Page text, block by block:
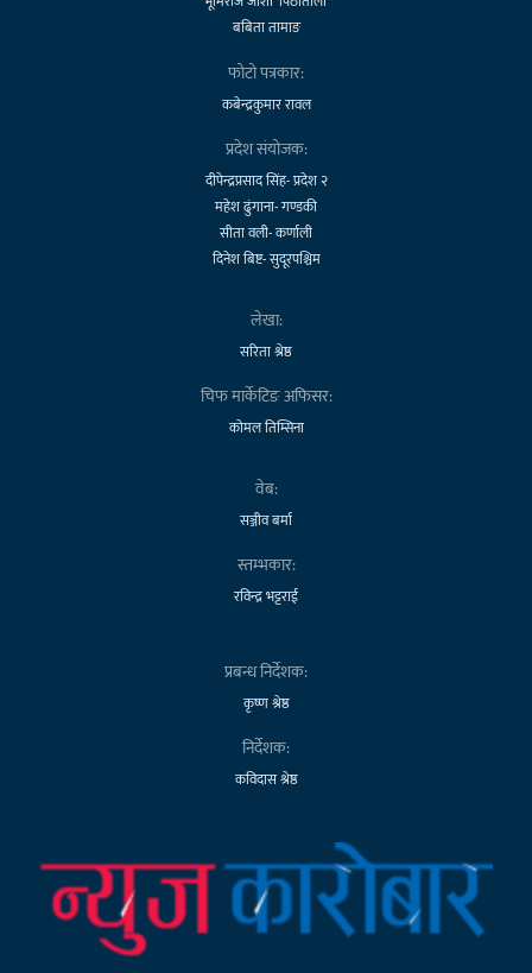
बबिता तामाङ
फोटो पत्रकार:
कबेन्द्रकुमार रावल
प्रदेश संयोजक:
दीपेन्द्रप्रसाद सिंह- प्रदेश २
महेश ढुंगाना- गण्डकी
सीता वली- कर्णाली
दिनेश बिष्ट- सुदूरपश्चिम
लेखा:
सरिता श्रेष्ठ
चिफ मार्केटिङ अफिसर:
कोमल तिम्सिना
वेब:
सञ्जीव बर्मा
स्तम्भकार:
रविन्द्र भट्टराई
प्रबन्ध निर्देशक:
कृष्ण श्रेष्ठ
निर्देशक:
कविदास श्रेष्ठ